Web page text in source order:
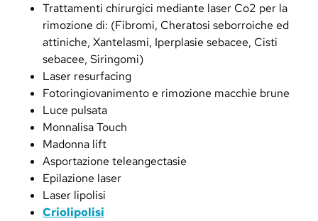
Trattamenti chirurgici mediante laser Co2 per la
rimozione di: (Fibromi, Cheratosi seborroiche ed
attiniche, Xantelasmi, Iperplasie sebacee, Cisti
sebacee, Siringomi)
Laser resurfacing
Fotoringiovanimento e rimozione macchie brune
Luce pulsata
Monnalisa Touch
Madonna lift
Asportazione teleangectasie
Epilazione laser
Laser lipolisi
Criolipolisi